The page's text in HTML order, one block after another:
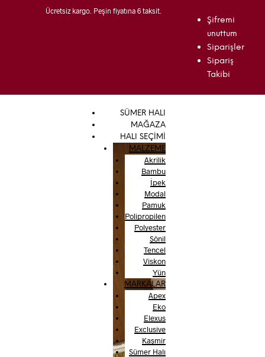
Ücretsiz kargo. Peşin fiyatına 6 taksit.
Şifremi
unuttum
Siparişler
Sipariş
Takibi
SÜMER HALI
MAĞAZA
HALI SEÇİMİ
MALZEME
Akrilik
Bambu
İpek
Modal
Pamuk
Polipropilen
Polyester
Şönil
Tencel
Viskon
Yün
MARKALAR
Apex
Eko
Elexus
Exclusive
Kaşmir
Sümer Halı